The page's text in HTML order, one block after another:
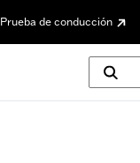
Prueba de conducción